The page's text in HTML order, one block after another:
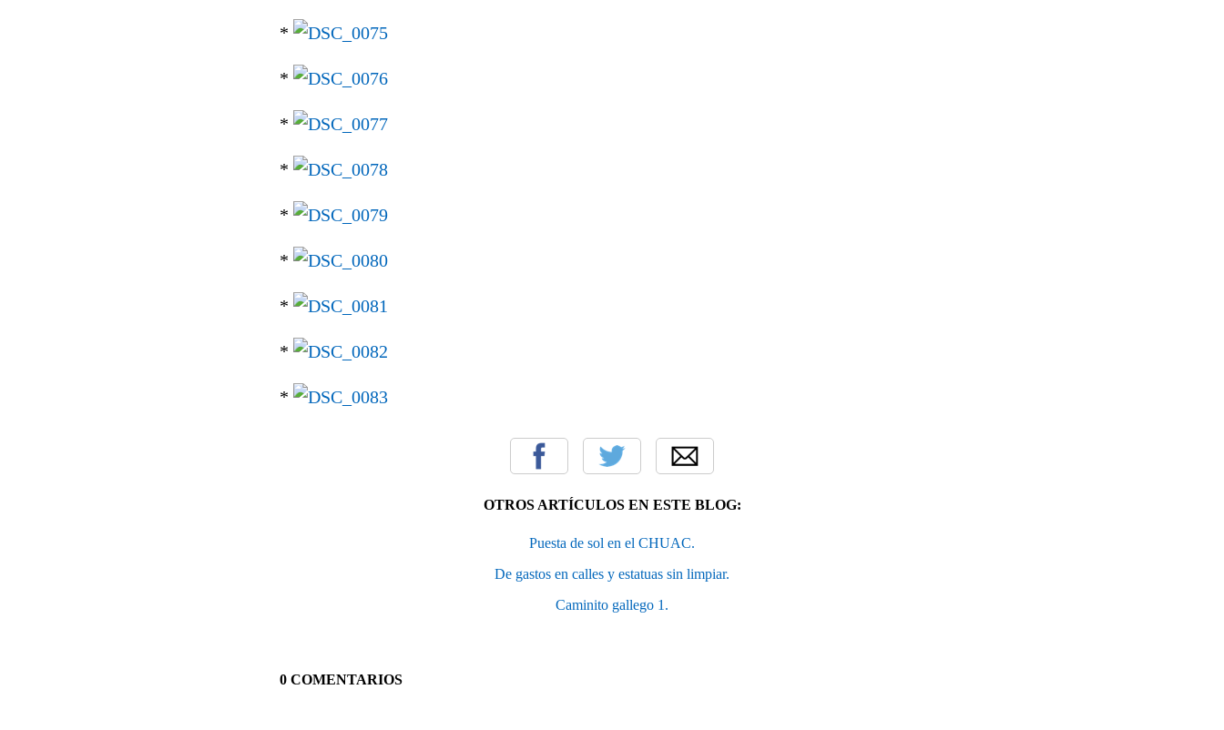
*
*
*
*
*
*
*
*
*
OTROS ARTÍCULOS EN ESTE BLOG:
Puesta de sol en el CHUAC.
De gastos en calles y estatuas sin limpiar.
Caminito gallego 1.
0 COMENTARIOS